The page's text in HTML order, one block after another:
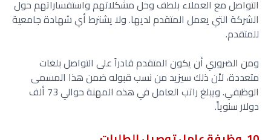
التواصل مع العملاء بلطف وحل مشكلاتهم واستفساراتهم حول
الشركة التي يعمل المتقدم لديها. ولا يشترط أي شهادة جامعية
للمتقدم.
ومن الضروري أن يكون المتقدم قادراً على التواصل بلغات
متعددة، لأن ذلك سيزيد من نسب قبوله ضمن هذا المسمى
الوظيفي. ويبلغ راتب العامل في هذه المهنة حوالي 73 ألف
دولار سنوياً.